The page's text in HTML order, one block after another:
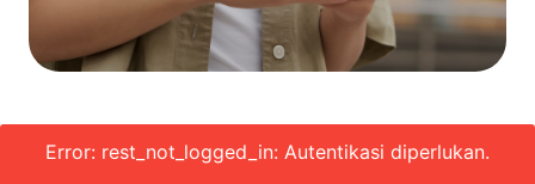
Error: rest_not_logged_in: Autentikasi diperlukan.